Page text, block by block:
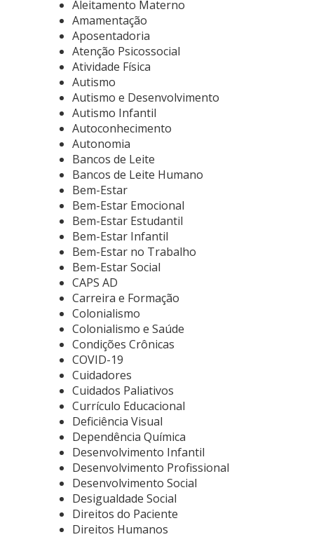
Aleitamento Materno
Amamentação
Aposentadoria
Atenção Psicossocial
Atividade Física
Autismo
Autismo e Desenvolvimento
Autismo Infantil
Autoconhecimento
Autonomia
Bancos de Leite
Bancos de Leite Humano
Bem-Estar
Bem-Estar Emocional
Bem-Estar Estudantil
Bem-Estar Infantil
Bem-Estar no Trabalho
Bem-Estar Social
CAPS AD
Carreira e Formação
Colonialismo
Colonialismo e Saúde
Condições Crônicas
COVID-19
Cuidadores
Cuidados Paliativos
Currículo Educacional
Deficiência Visual
Dependência Química
Desenvolvimento Infantil
Desenvolvimento Profissional
Desenvolvimento Social
Desigualdade Social
Direitos do Paciente
Direitos Humanos